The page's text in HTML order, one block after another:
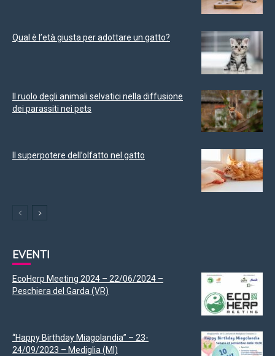
Qual è l’età giusta per adottare un gatto?
Il ruolo degli animali selvatici nella diffusione
dei parassiti nei pets
Il superpotere dell’olfatto nel gatto
EVENTI
EcoHerp Meeting 2024 – 22/06/2024 –
Peschiera del Garda (VR)
“Happy Birthday Miagolandia” – 23-
24/09/2023 – Mediglia (MI)